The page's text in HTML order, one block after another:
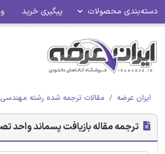
دسته‌بندی محصولات پیگیری خرید
ایران عرضه مقالات ترجمه شده رشته
ترجمه مقاله بازیافت پسماند واحد